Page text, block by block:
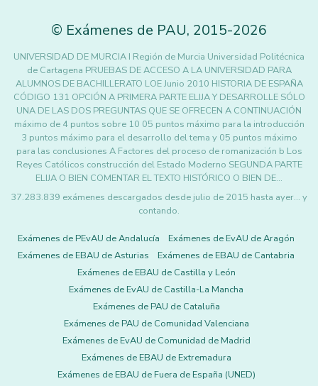
© Exámenes de PAU, 2015-2026
UNIVERSIDAD DE MURCIA I Región de Murcia Universidad Politécnica
de Cartagena PRUEBAS DE ACCESO A LA UNIVERSIDAD PARA
ALUMNOS DE BACHILLERATO LOE Junio 2010 HISTORIA DE ESPAÑA
CÓDIGO 131 OPCIÓN A PRIMERA PARTE ELIJA Y DESARROLLE SÓLO
UNA DE LAS DOS PREGUNTAS QUE SE OFRECEN A CONTINUACIÓN
máximo de 4 puntos sobre 10 05 puntos máximo para la introducción
3 puntos máximo para el desarrollo del tema y 05 puntos máximo
para las conclusiones A Factores del proceso de romanización b Los
Reyes Católicos construcción del Estado Moderno SEGUNDA PARTE
ELIJA O BIEN COMENTAR EL TEXTO HISTÓRICO O BIEN DE…
37.283.839 exámenes descargados desde julio de 2015 hasta ayer... y
contando.
Exámenes de PEvAU de Andalucía
Exámenes de EvAU de Aragón
Exámenes de EBAU de Asturias
Exámenes de EBAU de Cantabria
Exámenes de EBAU de Castilla y León
Exámenes de EvAU de Castilla-La Mancha
Exámenes de PAU de Cataluña
Exámenes de PAU de Comunidad Valenciana
Exámenes de EvAU de Comunidad de Madrid
Exámenes de EBAU de Extremadura
Exámenes de EBAU de Fuera de España (UNED)